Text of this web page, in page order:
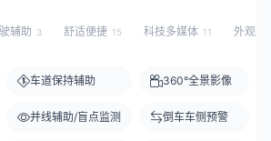
辅助 3 舒适便捷 15 科技多媒体 11 外观灯
车道保持辅助
并线辅助/盲点监测
360°全景影像
倒车车侧预警